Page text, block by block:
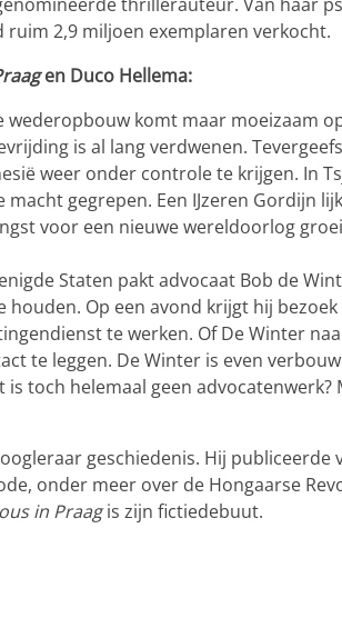
ruim 2,9 miljoen exemplaren verkocht.
en Duco Hellema:
wederopbouw komt maar moeizaam
is al lang verdwenen.
weer onder controle te krijgen. In
gegrepen. Een IJzeren Gordijn
voor een nieuwe wereldoorlog
Staten pakt advocaat Bob de
Op een avond krijgt hij
te werken. Of De Winter
te leggen. De Winter is even
is toch helemaal geen advocatenwerk?
geschiedenis. Hij publiceerde
onder meer over de Hongaarse
in Praagis zijn fictiedebuut.